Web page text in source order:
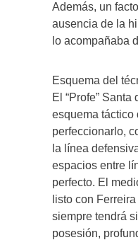
Además, un
ausencia de la
lo acompañaba
Esquema del
El “Profe”
esquema táctico
perfeccionarlo,
la línea
espacios entre
perfecto. El
listo con
siempre tendrá
posesión,